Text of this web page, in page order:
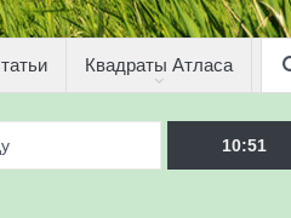
Квадраты Атласа
10:51